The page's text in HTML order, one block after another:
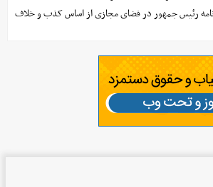
رئیس جمهور در فضای مجازی از اساس کذب و خلاف